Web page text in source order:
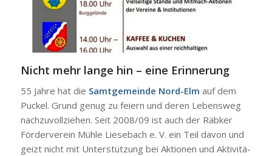
Nicht mehr lan­ge hin – eine Erin­ne­rung
55 Jah­re hat die Samt­ge­mein­de Nord-Elm auf dem
Puckel. Grund genug zu fei­ern und deren Lebens­weg
nach­zu­voll­zie­hen. Seit 2008/09 ist auch der Räb­ker
För­der­ver­ein Müh­le Liesebach e. V. ein Teil davon und
geizt nicht mit Unter­stüt­zung bei Aktio­nen und Akti­vi­tä­